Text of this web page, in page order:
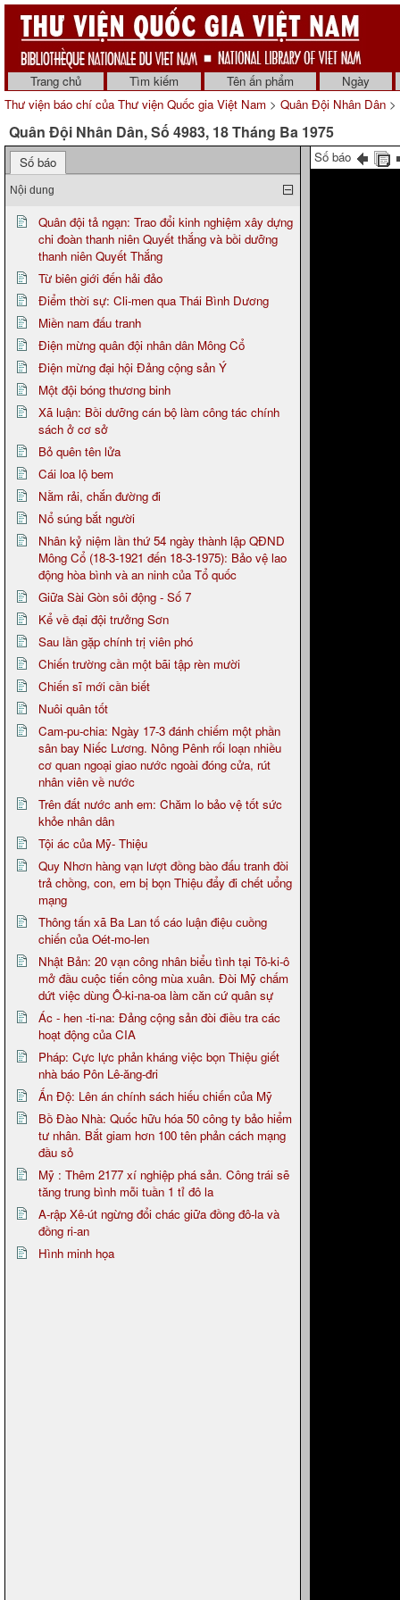
Trang chủ Tìm kiếm Tên ấn phẩm
Ngày
Thư viện báo chí của Thư viện Quốc gia Việt Nam > Quân Đội Nhân Dân >
Quân Đội Nhân Dân, Số 4983, 18 Tháng Ba 1975
Số báo
Nội dung
Quân đội tả ngạn: Trao đổi kinh nghiệm xây dựng
chi đoàn thanh niên Quyết thắng và bồi dưỡng
thanh niên Quyết Thắng
Từ biên giới đến hải đảo
Điểm thời sự: Cli-men qua Thái Bình Dương
Miền nam đấu tranh
Điện mừng quân đội nhân dân Mông Cổ
Điện mừng đại hội Đảng cộng sản Ý
Một đội bóng thương binh
Xã luận: Bồi dưỡng cán bộ làm công tác chính
sách ở cơ sở
Bỏ quên tên lửa
Cái loa lộ bem
Nằm rải, chắn đường đi
Nổ súng bắt người
Nhân kỷ niệm lần thứ 54 ngày thành lập QĐND
Mông Cổ (18-3-1921 đến 18-3-1975): Bảo vệ lao
động hòa bình và an ninh của Tổ quốc
Giữa Sài Gòn sôi động - Số 7
Kể về đại đội trưởng Sơn
Sau lần gặp chính trị viên phó
Chiến trường cần một bãi tập rèn mười
Chiến sĩ mới cần biết
Nuôi quân tốt
Cam-pu-chia: Ngày 17-3 đánh chiếm một phần
sân bay Niếc Lương. Nông Pênh rối loạn nhiều
cơ quan ngoại giao nước ngoài đóng cửa, rút
nhân viên về nước
Trên đất nước anh em: Chăm lo bảo vệ tốt sức
khỏe nhân dân
Tội ác của Mỹ- Thiệu
Quy Nhơn hàng vạn lượt đồng bào đấu tranh đòi
trả chồng, con, em bị bọn Thiệu đẩy đi chết uổng
mạng
Thông tấn xã Ba Lan tố cáo luận điệu cuồng
chiến của Oét-mo-len
Nhật Bản: 20 vạn công nhân biểu tình tại Tô-ki-ô
mở đầu cuộc tiến công mùa xuân. Đòi Mỹ chấm
dứt việc dùng Ô-ki-na-oa làm căn cứ quân sự
Ác - hen -ti-na: Đảng cộng sản đòi điều tra các
hoạt động của CIA
Pháp: Cực lực phản kháng việc bọn Thiệu giết
nhà báo Pôn Lê-ăng-đri
Ấn Độ: Lên án chính sách hiếu chiến của Mỹ
Bồ Đào Nhà: Quốc hữu hóa 50 công ty bảo hiểm
tư nhân. Bắt giam hơn 100 tên phản cách mạng
đầu sỏ
Mỹ : Thêm 2177 xí nghiệp phá sản. Công trái sẽ
tăng trung bình mỗi tuần 1 tỉ đô la
A-rập Xê-út ngừng đổi chác giữa đồng đô-la và
đồng ri-an
Hình minh họa
Số báo